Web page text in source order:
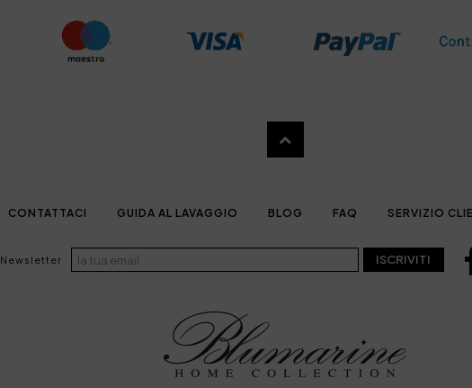
CONTATTACI GUIDA AL LAVAGGIO BLOG FAQ SERVIZIO
Newsletter ISCRIVITI